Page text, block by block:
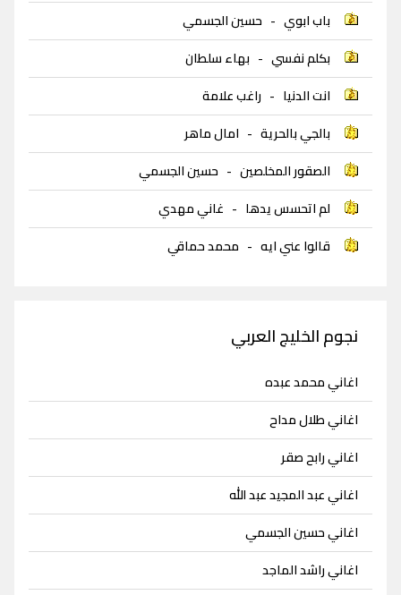
باب ابوي - حسين الجسمي
بكلم نفسي - بهاء سلطان
انت الدنيا - راغب علامة
بالجي بالحرية - امال ماهر
الصقور المخلصين - حسين الجسمي
لم اتحسس يدها - غاني مهدي
قالوا عني ايه - محمد حماقي
نجوم الخليج العربي
اغاني محمد عبده
اغاني طلال مداح
اغاني رابح صقر
اغاني عبد المجيد عبد الله
اغاني حسين الجسمي
اغاني راشد الماجد